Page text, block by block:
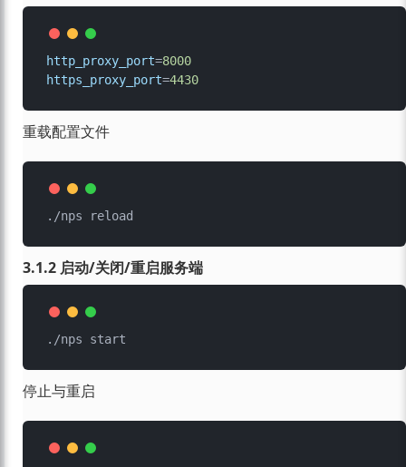
http_proxy_port=8000
https_proxy_port=4430
重载配置文件
3.1.2 启动/关闭/重启服务端
停止与重启